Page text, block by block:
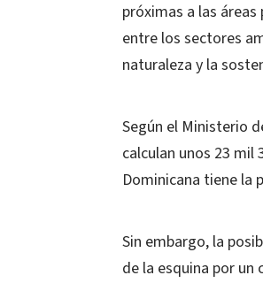
próximas a las
entre los sectores
naturaleza y la
Según el Ministerio
calculan unos 23
Dominicana tiene la
Sin embargo, la
de la esquina por